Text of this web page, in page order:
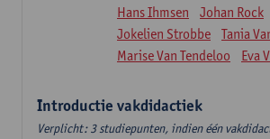
Hans Ihmsen
Johan Rock
Jokelien Strobbe
Tania
Marise Van Tendeloo
Eva
Introductie vakdidactiek
Verplicht: 3 studiepunten, indien één